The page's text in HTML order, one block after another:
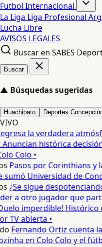
Futbol Internacional
La Liga Liga Profesional
Lucha Libre
AVISOS LEGALES
Buscar en SABES
Buscar
▲ Búsquedas sugeridas
Huachipato Deportes
VIVO
la verdadera
histórica
Colo •
Pasos por Corinthians y
Universidad de
¿Se sigue
a otro jugador que
imperdible! Histórico
TV abierta •
Fernando Ortiz cuenta
en Colo Colo y el